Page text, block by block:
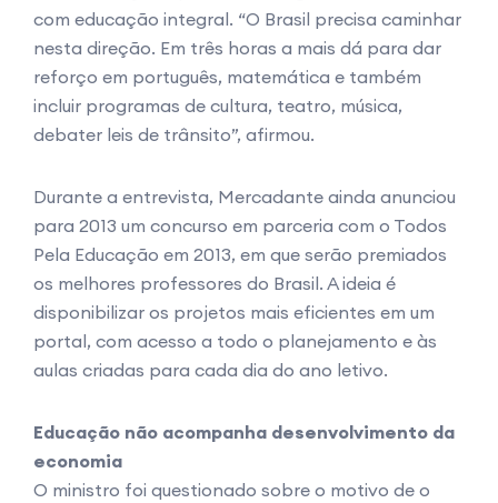
com educação integral. “O Brasil precisa caminhar
nesta direção. Em três horas a mais dá para dar
reforço em português, matemática e também
incluir programas de cultura, teatro, música,
debater leis de trânsito”, afirmou.
Durante a entrevista, Mercadante ainda anunciou
para 2013 um concurso em parceria com o Todos
Pela Educação em 2013, em que serão premiados
os melhores professores do Brasil. A ideia é
disponibilizar os projetos mais eficientes em um
portal, com acesso a todo o planejamento e às
aulas criadas para cada dia do ano letivo.
Educação não acompanha desenvolvimento da
economia
O ministro foi questionado sobre o motivo de o